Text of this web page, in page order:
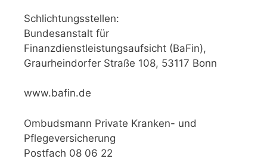
Schlichtungsstellen:
Bundesanstalt für
Finanzdienstleistungsaufsicht (BaFin),
Graurheindorfer Straße 108, 53117 Bonn
www.bafin.de
Ombudsmann Private Kranken- und
Pflegeversicherung
Postfach 08 06 22